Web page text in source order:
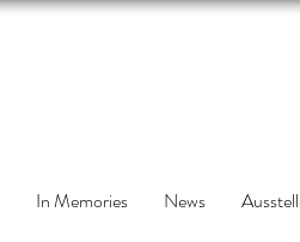
In Memories News